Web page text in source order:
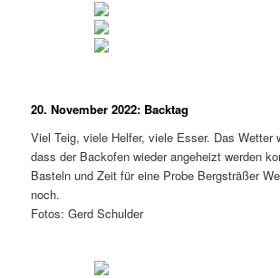
20. November 2022: Backtag
Viel Teig, viele Helfer, viele Esser. Das Wetter
dass der Backofen wieder angeheizt werden
Basteln und Zeit für eine Probe Bergsträßer
noch.
Fotos: Gerd Schulder